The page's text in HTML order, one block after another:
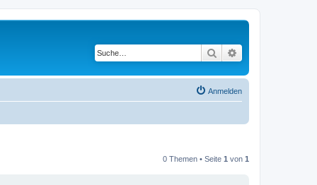
Suche
Anmelden
0 Themen • Seite 1 von 1